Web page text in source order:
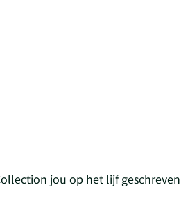
jou op het lijf